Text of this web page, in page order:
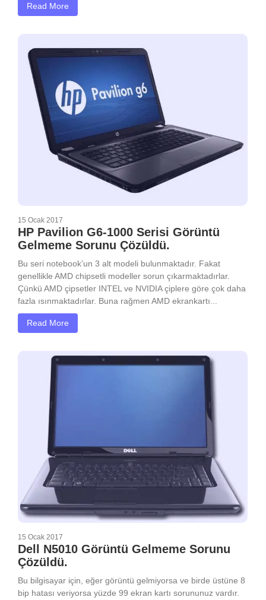
Read More
15 Ocak 2017
HP Pavilion G6-1000 Serisi Görüntü
Gelmeme Sorunu Çözüldü.
Bu seri notebook’un 3 alt modeli bulunmaktadır. Fakat
genellikle AMD chipsetli modeller sorun çıkarmaktadırlar.
Çünkü AMD çipsetler INTEL ve NVIDIA çiplere göre çok daha
fazla ısınmaktadırlar. Buna rağmen AMD ekrankartı...
Read More
15 Ocak 2017
Dell N5010 Görüntü Gelmeme Sorunu
Çözüldü.
Bu bilgisayar için, eğer görüntü gelmiyorsa ve birde üstüne 8
bip hatası veriyorsa yüzde 99 ekran kartı sorununuz vardır.